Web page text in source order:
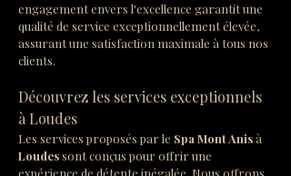
engagement envers l'excellence garantit une
qualité de service exceptionnellement élevée,
assurant une satisfaction maximale à tous nos
clients.
Découvrez les services exceptionnels
à Loudes
Les services proposés par le Spa Mont Anis à
Loudes sont conçus pour offrir une
expérience de détente inégalée. Nous offrons